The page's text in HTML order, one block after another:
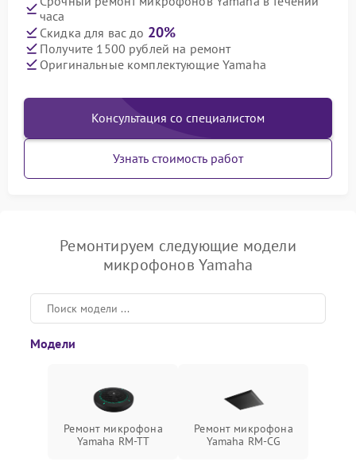
часа
Скидка для вас до 20%
Получите 1500 рублей на ремонт
Оригинальные комплектующие Yamaha
Консультация со специалистом
Узнать стоимость работ
Ремонтируем следующие модели
микрофонов Yamaha
Модели
Ремонт микрофона
Yamaha RM-TT
Ремонт микрофона
Yamaha RM-CG